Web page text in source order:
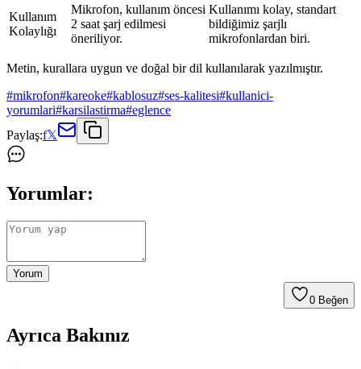
Kullanım
Kolaylığı
Mikrofon, kullanım öncesi
2 saat şarj edilmesi
öneriliyor.
Kullanımı kolay, standart
bildiğimiz şarjlı
mikrofonlardan biri.
Metin, kurallara uygun ve doğal bir dil kullanılarak yazılmıştır.
#mikrofon#kareoke#kablosuz#ses-kalitesi#kullanici-
yorumlari#karsilastirma#eglence
Paylaş:f𝕏
Yorumlar:
Yorum
0 Beğen
Ayrıca Bakınız